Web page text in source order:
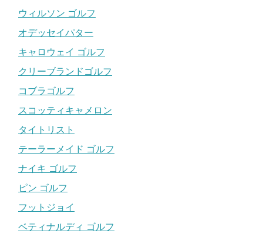
ウィルソン ゴルフ
オデッセイパター
キャロウェイ ゴルフ
クリーブランドゴルフ
コブラゴルフ
スコッティキャメロン
タイトリスト
テーラーメイド ゴルフ
ナイキ ゴルフ
ピン ゴルフ
フットジョイ
ベティナルディ ゴルフ